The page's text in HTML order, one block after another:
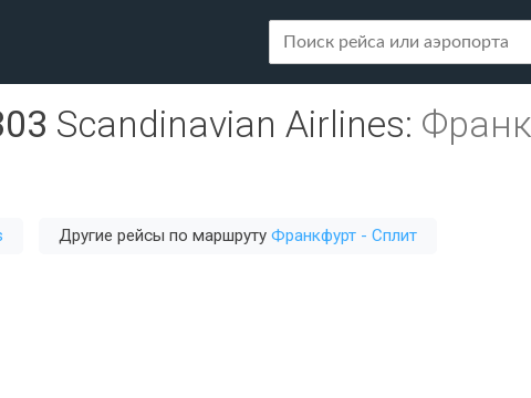
Scandinavian Airlines:
Другие рейсы по маршруту Франкфурт - Сплит